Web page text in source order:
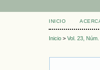
INICIO
Inicio > Vol. 23,